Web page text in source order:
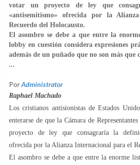
votar un proyecto de ley que
«antisemitismo» ofrecida por la
Recuerdo del Holocausto.
El asombro se debe a que entre la
lobby en cuestión considera expresiones
además de un puñado que no son más que
...
PorAdministrator
Raphael Machado
Los cristianos antisionistas de Estados
enterarse de que la Cámara de
proyecto de ley que consagraría la
ofrecida por la Alianza Internacional para el
El asombro se debe a que entre la enorme